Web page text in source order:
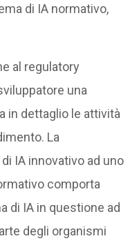
di IA normativo,
al regulatory
una
in dettaglio le attività
La
IA innovativo ad uno
comporta
di IA in questione ad
degli organismi